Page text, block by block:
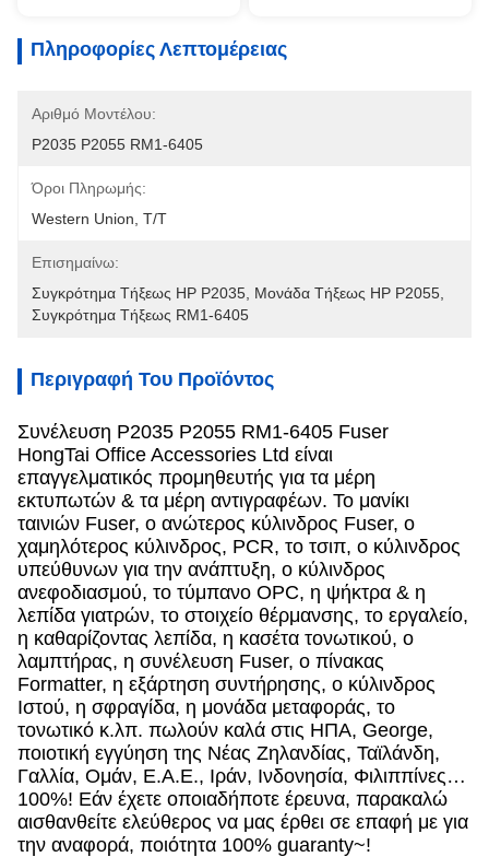
Πληροφορίες Λεπτομέρειας
Αριθμό Μοντέλου:
P2035 P2055 RM1-6405
Όροι Πληρωμής:
Western Union, T/T
Επισημαίνω:
Συγκρότημα Τήξεως HP P2035 Μονάδα Τήξεως HP P2055
Συγκρότημα Τήξεως RM1-6405
Περιγραφή Του Προϊόντος
Συνέλευση P2035 P2055 RM1-6405 Fuser
HongTai Office Accessories Ltd είναι
επαγγελματικός προμηθευτής για τα μέρη
εκτυπωτών & τα μέρη αντιγραφέων. Το μανίκι
ταινιών Fuser, ο ανώτερος κύλινδρος Fuser, ο
χαμηλότερος κύλινδρος, PCR, το τσιπ, ο κύλινδρος
υπεύθυνων για την ανάπτυξη, ο κύλινδρος
ανεφοδιασμού, το τύμπανο OPC, η ψήκτρα & η
λεπίδα γιατρών, το στοιχείο θέρμανσης, το εργαλείο,
η καθαρίζοντας λεπίδα, η κασέτα τονωτικού, ο
λαμπτήρας, η συνέλευση Fuser, ο πίνακας
Formatter, η εξάρτηση συντήρησης, ο κύλινδρος
Ιστού, η σφραγίδα, η μονάδα μεταφοράς, το
τονωτικό κ.λπ. πωλούν καλά στις ΗΠΑ, George,
ποιοτική εγγύηση της Νέας Ζηλανδίας, Ταϊλάνδη,
Γαλλία, Ομάν, Ε.Α.Ε., Ιράν, Ινδονησία, Φιλιππίνες…
100%! Εάν έχετε οποιαδήποτε έρευνα, παρακαλώ
αισθανθείτε ελεύθερος να μας έρθει σε επαφή με για
την αναφορά, ποιότητα 100% guaranty~!